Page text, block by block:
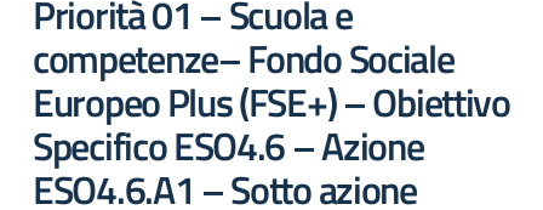
Priorità 01 – Scuola e
competenze– Fondo Sociale
Europeo Plus (FSE+) – Obiettivo
Specifico ESO4.6 – Azione
ESO4.6.A1 – Sotto azione